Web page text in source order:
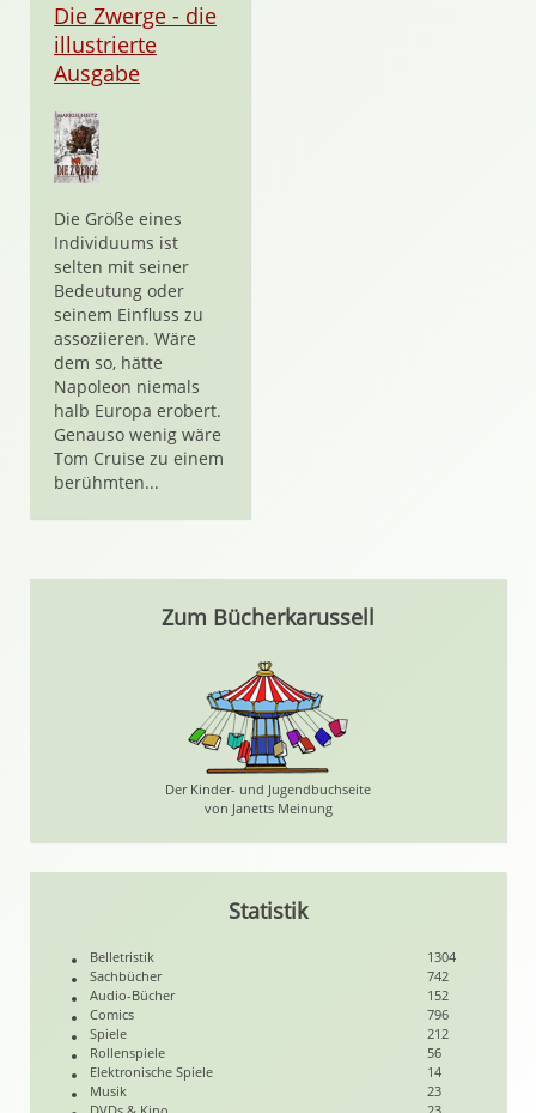
Die Zwerge - die
illustrierte
Ausgabe
Die Größe eines
Individuums ist
selten mit seiner
Bedeutung oder
seinem Einfluss zu
assoziieren. Wäre
dem so, hätte
Napoleon niemals
halb Europa erobert.
Genauso wenig wäre
Tom Cruise zu einem
berühmten...
Zum Bücherkarussell
Der Kinder- und Jugendbuchseite
von Janetts Meinung
Statistik
Belletristik
1304
Sachbücher
742
Audio-Bücher
152
Comics
796
Spiele
212
Rollenspiele
56
Elektronische Spiele
14
Musik
23